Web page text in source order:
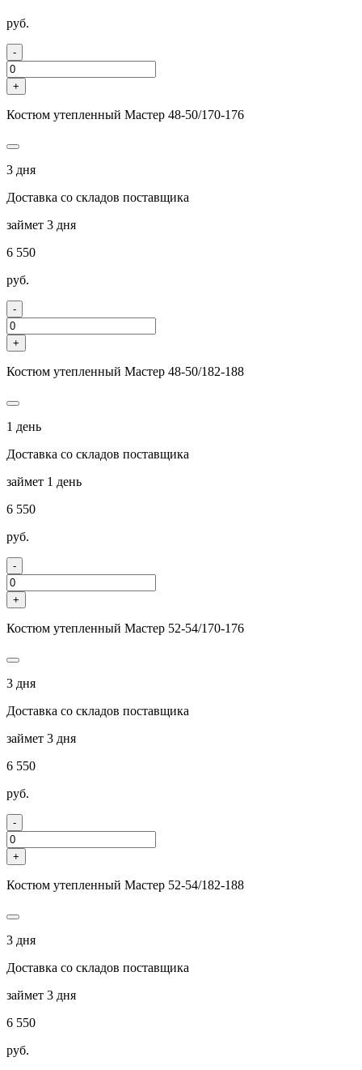
руб.
-
+
Костюм утепленный Мастер 48-50/170-176
3 дня
Доставка со складов поставщика
займет 3 дня
6 550
руб.
-
+
Костюм утепленный Мастер 48-50/182-188
1 день
Доставка со складов поставщика
займет 1 день
6 550
руб.
-
+
Костюм утепленный Мастер 52-54/170-176
3 дня
Доставка со складов поставщика
займет 3 дня
6 550
руб.
-
+
Костюм утепленный Мастер 52-54/182-188
3 дня
Доставка со складов поставщика
займет 3 дня
6 550
руб.